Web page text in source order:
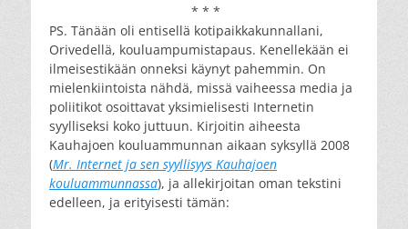
* * *
PS. Tänään oli entisellä kotipaikkakunnallani,
Orivedellä, kouluampumistapaus. Kenellekään ei
ilmeisestikään onneksi käynyt pahemmin. On
mielenkiintoista nähdä, missä vaiheessa media ja
poliitikot osoittavat yksimielisesti Internetin
syylliseksi koko juttuun. Kirjoitin aiheesta
Kauhajoen kouluammunnan aikaan syksyllä 2008
(Mr. Internet ja sen syyllisyys Kauhajoen
kouluammunnassa), ja allekirjoitan oman tekstini
edelleen, ja erityisesti tämän: